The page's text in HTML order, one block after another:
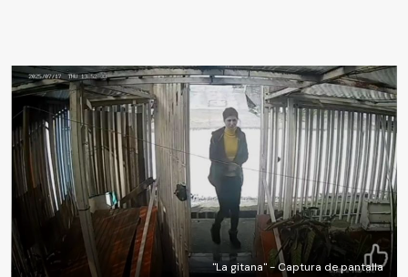
"La gitana" - Captura de pantalla